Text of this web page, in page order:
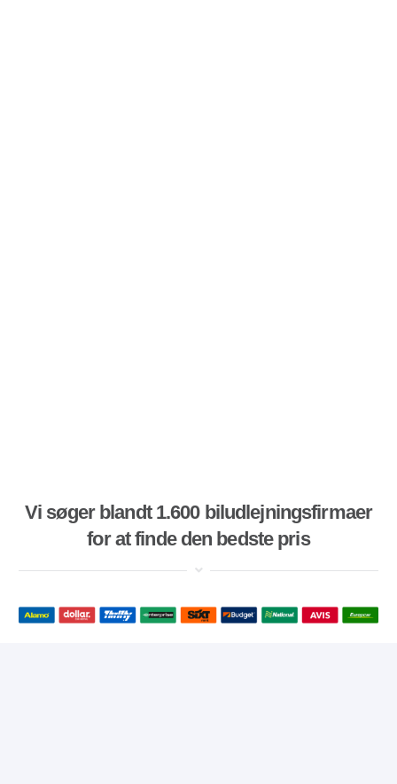
Vi søger blandt 1.600 biludlejningsfirmaer
for at finde den bedste pris